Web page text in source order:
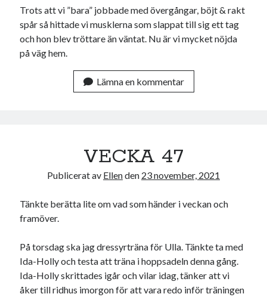
Trots att vi ”bara” jobbade med övergångar, böjt & rakt
spår så hittade vi musklerna som slappat till sig ett tag
och hon blev tröttare än väntat. Nu är vi mycket nöjda
på väg hem.
Lämna en kommentar
VECKA 47
Publicerat av Ellenden 23 november, 2021
Tänkte berätta lite om vad som händer i veckan och
framöver.
På torsdag ska jag dressyrträna för Ulla. Tänkte ta med
Ida-Holly och testa att träna i hoppsadeln denna gång.
Ida-Holly skrittades igår och vilar idag, tänker att vi
åker till ridhus imorgon för att vara redo inför träningen